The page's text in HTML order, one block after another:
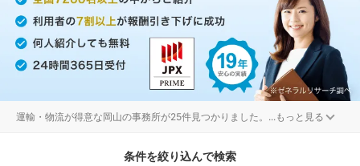
運輸・物流が得意な岡山の事務所が25件見つかりました。 ...もっと見る
条件を絞り込んで検索